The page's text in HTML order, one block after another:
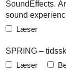
SoundEffects.
sound
Læser
SPRING –
Læser